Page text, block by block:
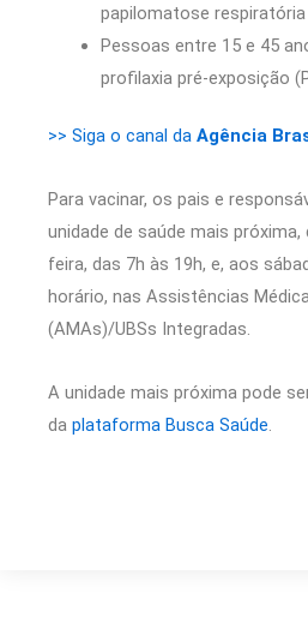
papilomatose respiratória
Pessoas entre 15 e 45
profilaxia pré-exposição
>> Siga o canal da Agência
Para vacinar, os pais e
unidade de saúde mais
feira, das 7h às 19h, e, aos
horário, nas Assistências
(AMAs)/UBSs Integradas.
A unidade mais próxima pode
da plataforma Busca Saúde